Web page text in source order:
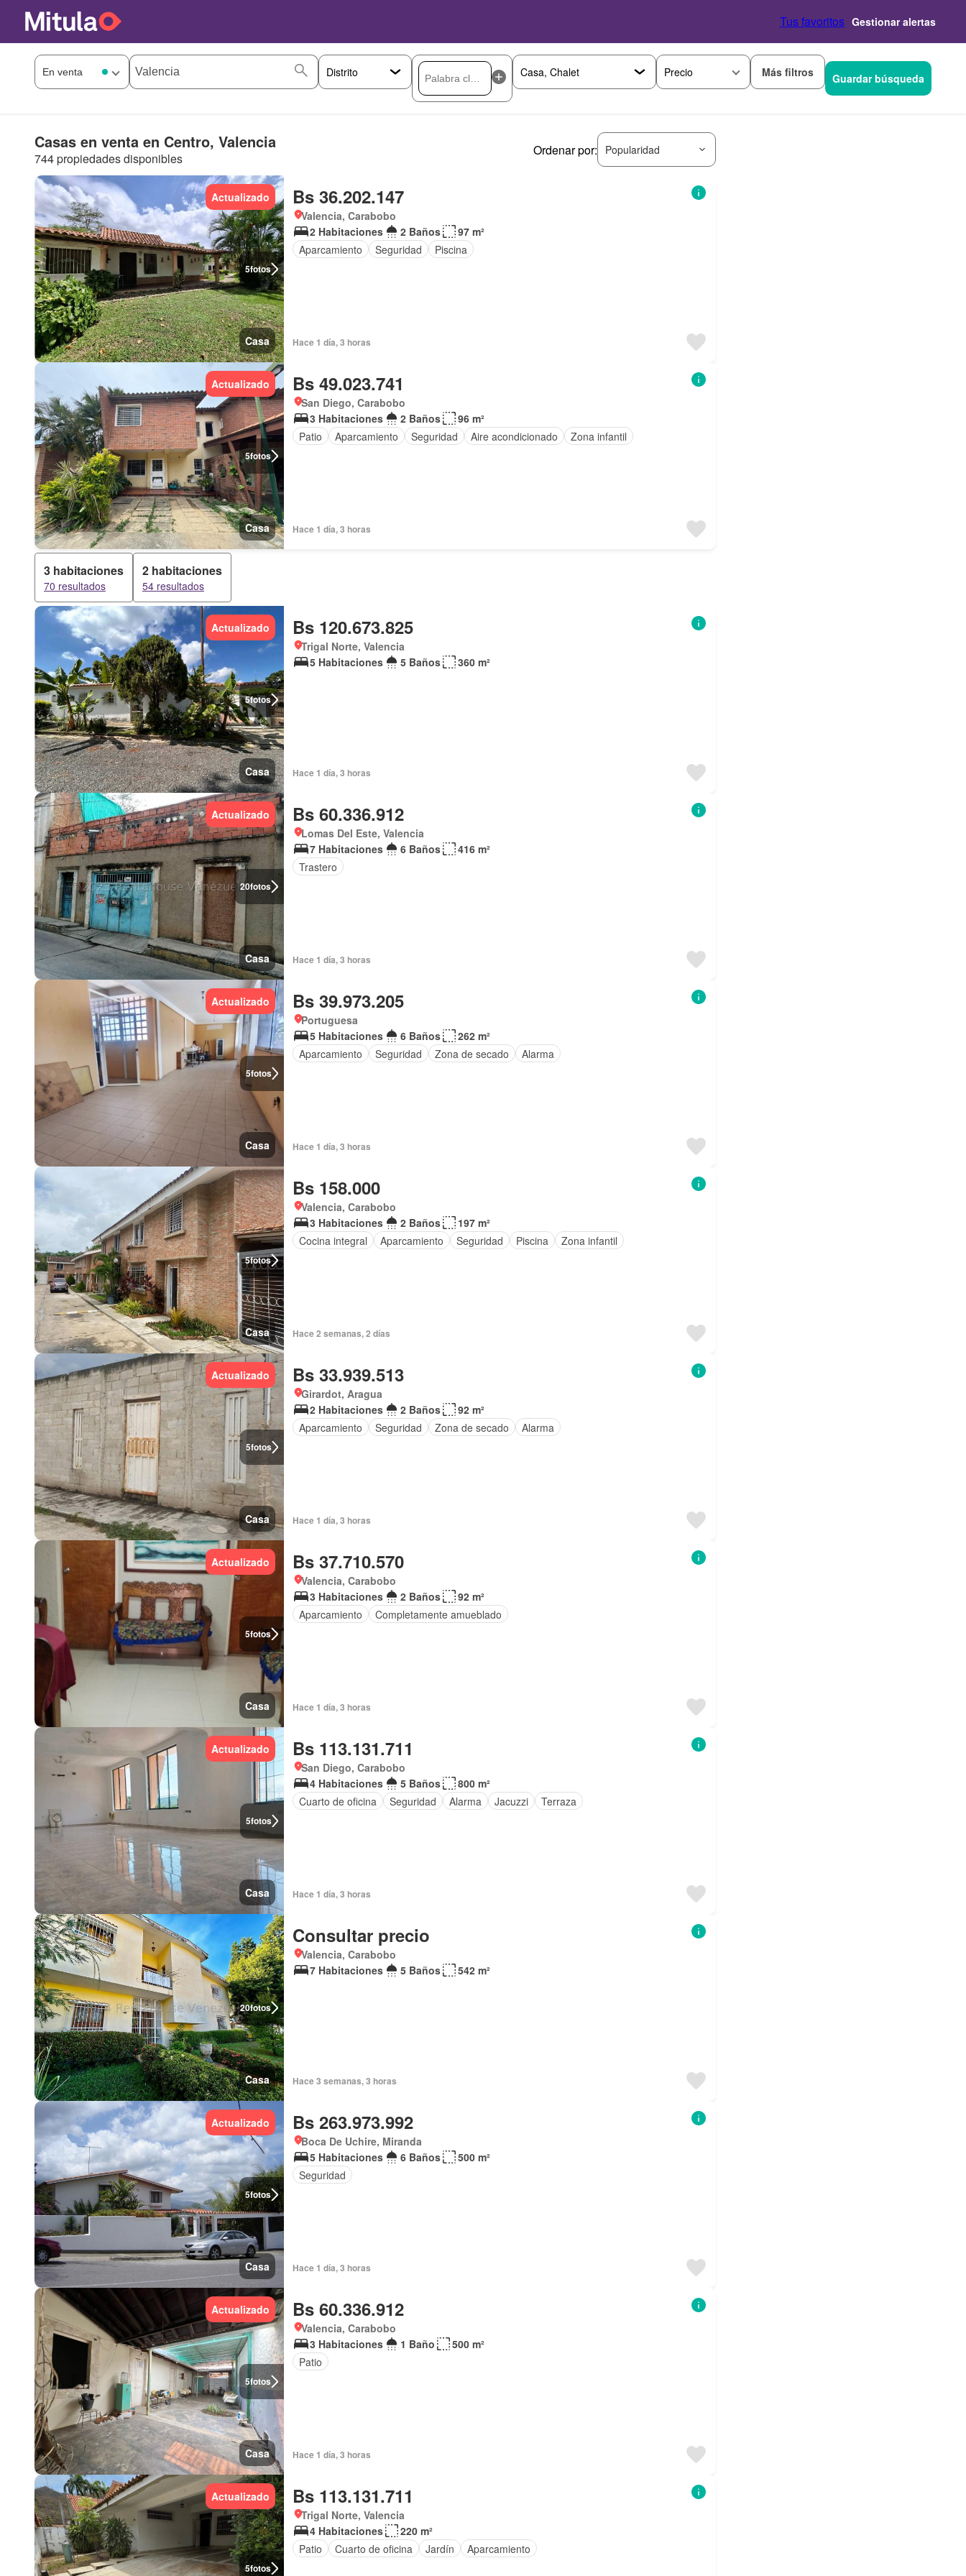
Tus favoritos Gestionar alertas
Precio Más filtros Guardar búsqueda
Casas en venta en Centro, Valencia
744 propiedades disponibles
Ordenar por: Popularidad
5fotos
Actualizado
Casa
Bs 36.202.147
Valencia, Carabobo
2 Habitaciones
2 Baños
97 m²
Aparcamiento
Seguridad Piscina
Hace 1 día, 3 horas
5fotos
Actualizado
Casa
Bs 49.023.741
San Diego, Carabobo
3 Habitaciones
2 Baños
96 m²
Patio
Aparcamiento Seguridad Aire acondicionado Zona infantil
Hace 1 día, 3 horas
3 habitaciones
70 resultados
2 habitaciones
54 resultados
5fotos
Actualizado
Casa
Bs 120.673.825
Trigal Norte, Valencia
5 Habitaciones
5 Baños 360 m²
Hace 1 día, 3 horas
20fotos
Actualizado
Casa
Bs 60.336.912
Lomas Del Este, Valencia
7 Habitaciones
6 Baños
416 m²
Trastero
Hace 1 día, 3 horas
5fotos
Actualizado
Casa
Bs 39.973.205
Portuguesa
5 Habitaciones
6 Baños
262 m²
Aparcamiento
Seguridad Zona de secado Alarma
Hace 1 día, 3 horas
5fotos
Casa
Bs 158.000
Valencia, Carabobo
3 Habitaciones
2 Baños
197 m²
Cocina integral
Aparcamiento Seguridad Piscina Zona infantil
Hace 2 semanas, 2 días
5fotos
Actualizado
Casa
Bs 33.939.513
Girardot, Aragua
2 Habitaciones
2 Baños
92 m²
Aparcamiento
Seguridad Zona de secado Alarma
Hace 1 día, 3 horas
5fotos
Actualizado
Casa
Bs 37.710.570
Valencia, Carabobo
3 Habitaciones
2 Baños
92 m²
Aparcamiento
Completamente amueblado
Hace 1 día, 3 horas
5fotos
Actualizado
Casa
Bs 113.131.711
San Diego, Carabobo
4 Habitaciones
5 Baños
800 m²
Cuarto de oficina
Seguridad Alarma Jacuzzi Terraza
Hace 1 día, 3 horas
20fotos
Casa
Consultar precio
Valencia, Carabobo
7 Habitaciones
5 Baños 542 m²
Hace 3 semanas, 3 horas
5fotos
Actualizado
Casa
Bs 263.973.992
Boca De Uchire, Miranda
5 Habitaciones
6 Baños
500 m²
Seguridad
Hace 1 día, 3 horas
5fotos
Actualizado
Casa
Bs 60.336.912
Valencia, Carabobo
3 Habitaciones
1 Baño
500 m²
Patio
Hace 1 día, 3 horas
5fotos
Actualizado Bs 113.131.711
Trigal Norte, Valencia
4 Habitaciones
220 m²
Patio
Cuarto de oficina Jardín Aparcamiento